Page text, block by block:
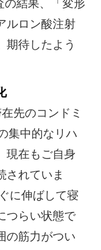
の結果、「変形
ルロン酸注射
期待したよう
先のコンドミ
集中的なリハ
現在もご自身
されていま
に伸ばして寝
つらい状態で
の筋力がつい